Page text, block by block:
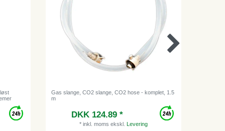
Gas slange, CO2 slange, CO2 hose - komplet, 1.5
m
DKK 124.89 *
* inkl. moms ekskl. Levering